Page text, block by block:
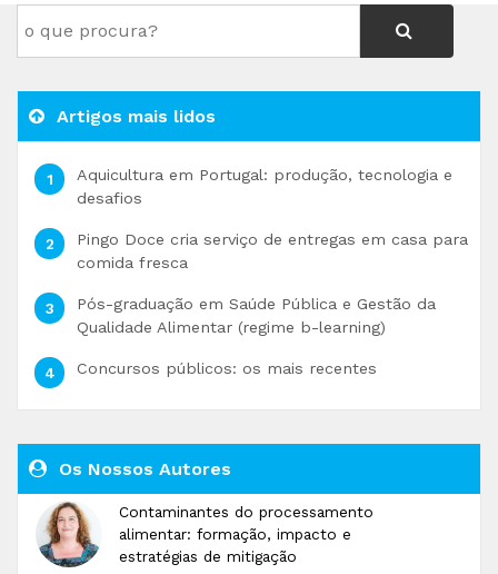
Artigos mais lidos
Aquicultura em Portugal: produção, tecnologia e
desafios
Pingo Doce cria serviço de entregas em casa para
comida fresca
Pós-graduação em Saúde Pública e Gestão da
Qualidade Alimentar (regime b-learning)
Concursos públicos: os mais recentes
Os Nossos Autores
Contaminantes do processamento
alimentar: formação, impacto e
estratégias de mitigação